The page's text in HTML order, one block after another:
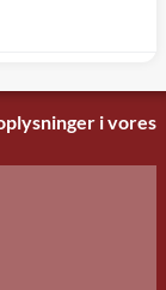
i vores